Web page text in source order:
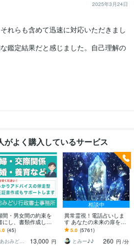
2025年3月24日
れらも含めて迅速に対応いただきまし
鑑定結果だと感じました。自己理解の
がよく購入しているサービス
間・男女間の約束を
にし、書類作成しま
婚協議書（公正証書
）・夫婦間合意書な
法的文書を作成
(45)
あおみどり行政書士事務所
13,000 円
相談中
異常霊視！電話占いしま
す あなたの未来の扉を開
けます(^^)
5.0 (5761)
とみー♪♪
260 円 /分